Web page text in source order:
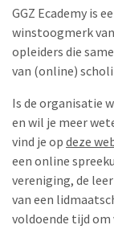
GGZ Ecademy is
winstoogmerk
opleiders die
van (online)
Is de organisatie
en wil je meer
vind je op deze
een online
vereniging, de
van een
voldoende tijd